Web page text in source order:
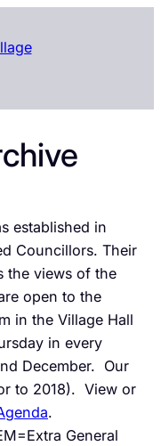
established in
Councillors. Their
the views of the
open to the
in the Village Hall
in every
December. Our
to 2018). View or
.
General